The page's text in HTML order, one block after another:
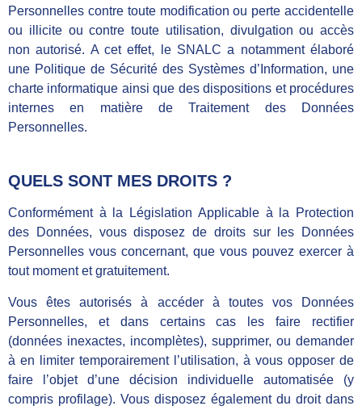
Personnelles contre toute modification ou perte accidentelle
ou illicite ou contre toute utilisation, divulgation ou accès
non autorisé. A cet effet, le SNALC a notamment élaboré
une Politique de Sécurité des Systèmes d’Information, une
charte informatique ainsi que des dispositions et procédures
internes en matière de Traitement des Données
Personnelles.
QUELS SONT MES DROITS ?
Conformément à la Législation Applicable à la Protection
des Données, vous disposez de droits sur les Données
Personnelles vous concernant, que vous pouvez exercer à
tout moment et gratuitement.
Vous êtes autorisés à accéder à toutes vos Données
Personnelles, et dans certains cas les faire rectifier
(données inexactes, incomplètes), supprimer, ou demander
à en limiter temporairement l’utilisation, à vous opposer de
faire l’objet d’une décision individuelle automatisée (y
compris profilage). Vous disposez également du droit dans